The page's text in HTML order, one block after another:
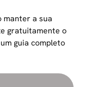
manter a sua
gratuitamente o
guia completo